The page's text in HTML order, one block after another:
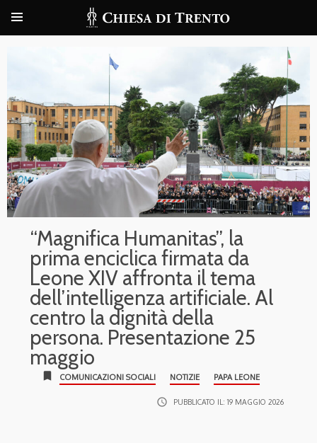
“Magnifica Humanitas”, la
prima enciclica firmata da
Leone XIV affronta il tema
dell’intelligenza artificiale. Al
centro la dignità della
persona. Presentazione 25
maggio
bookmark COMUNICAZIONI SOCIALI NOTIZIE PAPA LEONE
access_time PUBBLICATO IL: 19 MAGGIO 2026